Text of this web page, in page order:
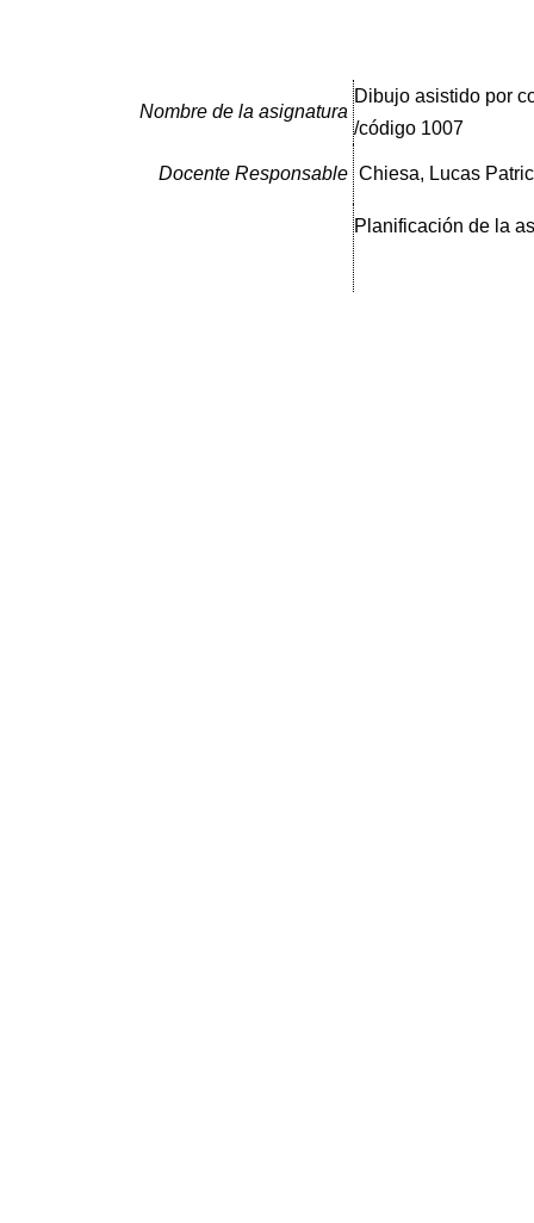
Nombre de la asignatura
Dibujo asistido por
/código 1007
Docente Responsable Chiesa, Lucas
Planificación de la